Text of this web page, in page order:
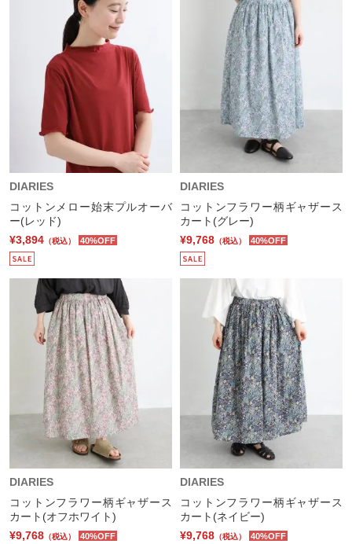
DIARIES
コットンメロー始末プルオーバ
ー(レッド)
¥3,894 （税込） 40%OFF
DIARIES
コットンフラワー柄ギャザース
カート(グレー)
¥9,768 （税込） 40%OFF
DIARIES
コットンフラワー柄ギャザース
カート(オフホワイト)
¥9,768 （税込） 40%OFF
DIARIES
コットンフラワー柄ギャザース
カート(ネイビー)
¥9,768 （税込） 40%OFF